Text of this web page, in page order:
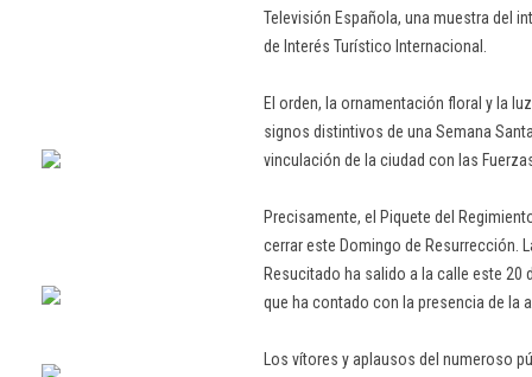
Televisión Española, una muestra del
de Interés Turístico Internacional.
El orden, la ornamentación floral y la
signos distintivos de una Semana
vinculación de la ciudad con las
Precisamente, el Piquete del
cerrar este Domingo de Resurrección.
Resucitado ha salido a la calle este 20
que ha contado con la presencia de la
Los vítores y aplausos del numeroso